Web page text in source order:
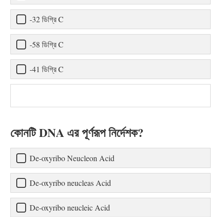
-32 ডিগ্রি C
-58 ডিগ্রি C
-41 ডিগ্রি C
কোনটি DNA এর পূর্ণরূপ নির্দেশক?
De-oxyribo Neucleon Acid
De-oxyribo neucleas Acid
De-oxyribo neucleic Acid